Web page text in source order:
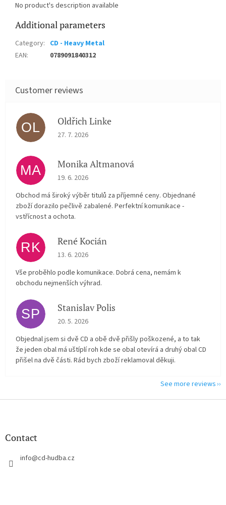
No product's description available
Additional parameters
Category: CD - Heavy Metal
EAN: 0789091840312
OL Oldřich Linke
The store rating is 5 out of 5 stars.
27. 7. 2026
MA Monika Altmanová
The store rating is 5 out of 5 stars.
19. 6. 2026
Obchod má široký výběr titulů za příjemné ceny. Objednané
zboží dorazilo pečlivě zabalené. Perfektní komunikace -
vstřícnost a ochota.
RK René Kocián
The store rating is 5 out of 5 stars.
13. 6. 2026
Vše proběhlo podle komunikace. Dobrá cena, nemám k
obchodu nejmenších výhrad.
SP Stanislav Polis
The store rating is 2 out of 5 stars.
20. 5. 2026
Objednal jsem si dvě CD a obě dvě přišly poškozené, a to tak
že jeden obal má uštíplí roh kde se obal otevírá a druhý obal CD
přišel na dvě části. Rád bych zboží reklamoval děkuji.
See more reviews
F
Contact
info@cd-hudba.cz